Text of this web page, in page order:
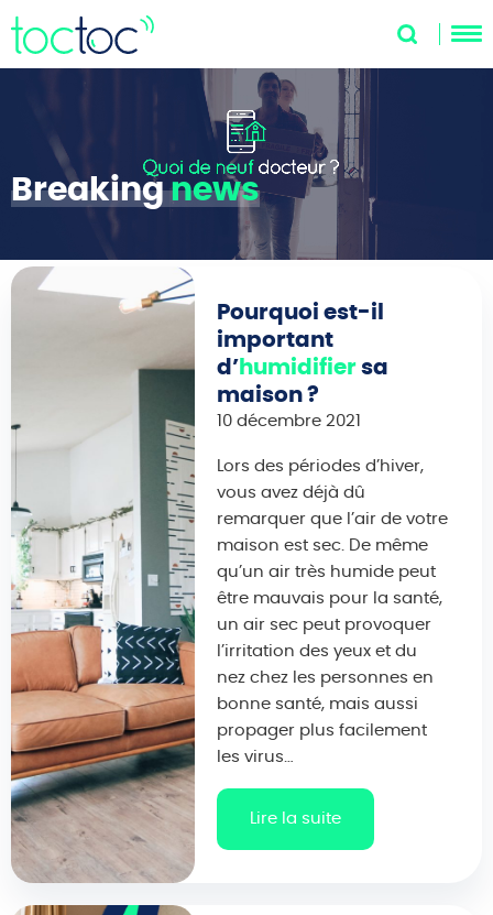
Breakingnews
Pourquoi est-il
important
d’humidifiersa
maison ?
10 décembre 2021
Lors des périodes d’hiver,
vous avez déjà dû
remarquer que l’air de votre
maison est sec. De même
qu’un air très humide peut
être mauvais pour la santé,
un air sec peut provoquer
l’irritation des yeux et du
nez chez les personnes en
bonne santé, mais aussi
propager plus facilement
les virus…
Lire la suite